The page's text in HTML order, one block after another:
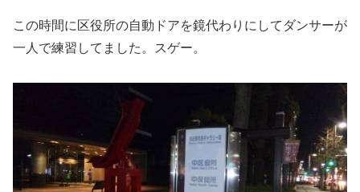
この時間に区役所の自動ドアを鏡代わりにしてダンサーが
一人で練習してました。スゲー。